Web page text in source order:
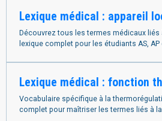
Lexique médical : appareil
Découvrez tous les termes médicaux
lexique complet pour les étudiants AS,
Lexique médical : fonction
Vocabulaire spécifique à la
complet pour maîtriser les termes liés à